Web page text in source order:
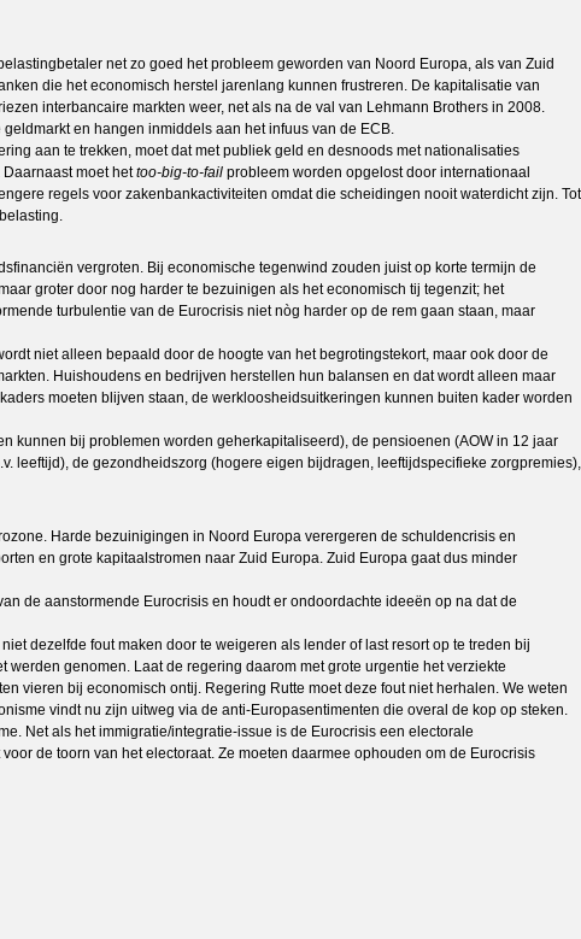
net zo goed het probleem geworden van Noord Europa, als van Zuid
die het economisch herstel jarenlang kunnen frustreren. De kapitalisatie van
interbancaire markten weer, net als na de val van Lehmann Brothers in 2008.
en hangen inmiddels aan het infuus van de ECB.
aan te trekken, moet dat met publiek geld en desnoods met nationalisaties
moet hettoo-big-to-fail probleem worden opgelost door internationaal
regels voor zakenbankactiviteiten omdat die scheidingen nooit waterdicht zijn. Tot
vergroten. Bij economische tegenwind zouden juist op korte termijn de
groter door nog harder te bezuinigen als het economisch tij tegenzit; het
turbulentie van de Eurocrisis niet nòg harder op de rem gaan staan, maar
niet alleen bepaald door de hoogte van het begrotingstekort, maar ook door de
Huishoudens en bedrijven herstellen hun balansen en dat wordt alleen maar
moeten blijven staan, de werkloosheidsuitkeringen kunnen buiten kader worden
kunnen bij problemen worden geherkapitaliseerd), de pensioenen (AOW in 12 jaar
leeftijd), de gezondheidszorg (hogere eigen bijdragen, leeftijdspecifieke zorgpremies),
Harde bezuinigingen in Noord Europa verergeren de schuldencrisis en
en grote kapitaalstromen naar Zuid Europa. Zuid Europa gaat dus minder
de aanstormende Eurocrisis en houdt er ondoordachte ideeën op na dat de
dezelfde fout maken door te weigeren als lender of last resort op te treden bij
genomen. Laat de regering daarom met grote urgentie het verziekte
vieren bij economisch ontij. Regering Rutte moet deze fout niet herhalen. We weten
vindt nu zijn uitweg via de anti-Europasentimenten die overal de kop op steken.
Net als het immigratie/integratie-issue is de Eurocrisis een electorale
de toorn van het electoraat. Ze moeten daarmee ophouden om de Eurocrisis